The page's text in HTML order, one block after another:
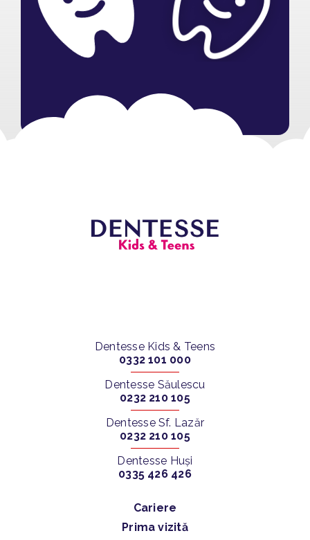
Dentesse Kids & Teens
0332 101 000
Dentesse Săulescu
0232 210 105
Dentesse Sf. Lazăr
0232 210 105
Dentesse Huși
0335 426 426
Cariere
Prima vizită